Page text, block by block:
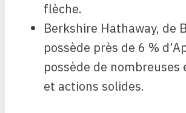
flèche.
Berkshire Hathaway, de
possède près de 6 %
possède de nombreuses
et actions solides.